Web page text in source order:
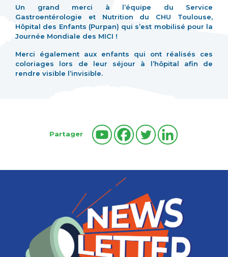
Un grand merci à l’équipe du Service
Gastroentérologie et Nutrition du CHU Toulouse,
Hôpital des Enfants (Purpan) qui s’est mobilisé pour la
Journée Mondiale des MICI !
Merci également aux enfants qui ont réalisés ces
coloriages lors de leur séjour à l’hôpital afin de
rendre visible l’invisible.
Partager